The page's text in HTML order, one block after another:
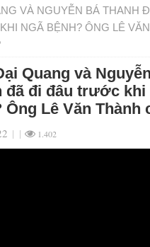
VÀ NGUYỄN BÁ THANH
NGÃ BỆNH? ÔNG LÊ
Quang và
đã đi đâu trước khi
Ông Lê Văn Thành
| | 1.402